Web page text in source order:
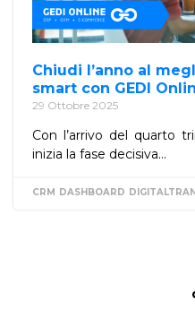
Chiudi l’anno al
smart con GEDI
29 Ottobre 2025
Con l’arrivo del quarto
inizia la fase decisiva...
CRM DASHBOARD